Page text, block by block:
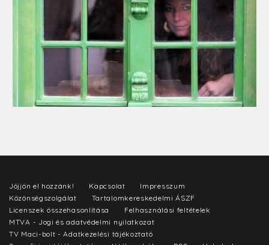
Jöjjön el hozzánk! Kapcsolat
Impresszum
Közönségszolgálat
Tartalomkereskedelmi ÁSZF
Licenszek összehasonlítása
Felhasználási feltételek
MTVA - Jogi és adatvédelmi nyilatkozat
TV Maci-bolt - Adatkezelési tájékoztató